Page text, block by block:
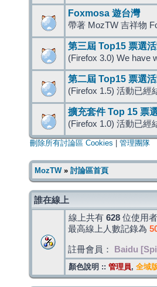
Foxmosa 遊台灣
帶著 MozTW 吉祥物
第三屆 Top15 票選
(Firefox 3.0) We have
第二屆 Top15 票選
(Firefox 1.5) 活動已經
擴充套件 Top 15 票
(Firefox 1.0) 活動已經
刪除所有討論區 Cookies 管理團隊
MozTW» 討論區首頁
誰在線上
線上共有 628 位使用
最高線上人數記錄為
註冊會員： Baidu
顏色說明 :: 管理員, 全域